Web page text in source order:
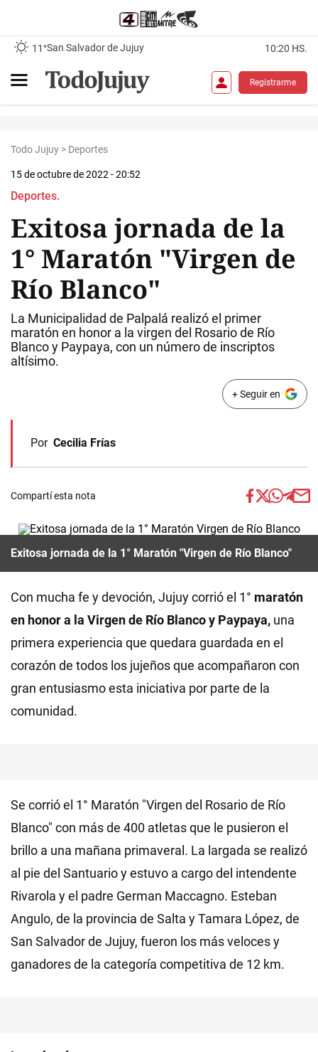
11°San Salvador de Jujuy 10:20 HS.
Registrarme
Todo Jujuy > Deportes
15 de octubre de 2022 - 20:52
Deportes.
Exitosa jornada de la
1° Maratón "Virgen de
Río Blanco"
La Municipalidad de Palpalá realizó el primer
maratón en honor a la virgen del Rosario de Río
Blanco y Paypaya, con un número de inscriptos
altísimo.
+ Seguir en
Por Cecilia Frías
Compartí esta nota
Exitosa jornada de la 1° Maratón "Virgen de Río Blanco"
Con mucha fe y devoción, Jujuy corrió el 1° maratón
en honor a la Virgen de Río Blanco y Paypaya, una
primera experiencia que quedara guardada en el
corazón de todos los jujeños que acompañaron con
gran entusiasmo esta iniciativa por parte de la
comunidad.
Se corrió el 1° Maratón "Virgen del Rosario de Río
Blanco" con más de 400 atletas que le pusieron el
brillo a una mañana primaveral. La largada se realizó
al pie del Santuario y estuvo a cargo del intendente
Rivarola y el padre German Maccagno. Esteban
Angulo, de la provincia de Salta y Tamara López, de
San Salvador de Jujuy, fueron los más veloces y
ganadores de la categoría competitiva de 12 km.